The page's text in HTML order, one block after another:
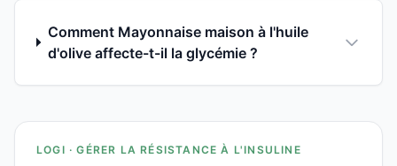
Comment Mayonnaise maison à l'huile
d'olive affecte-t-il la glycémie ?
LOGI · GÉRER LA RÉSISTANCE À L'INSULINE